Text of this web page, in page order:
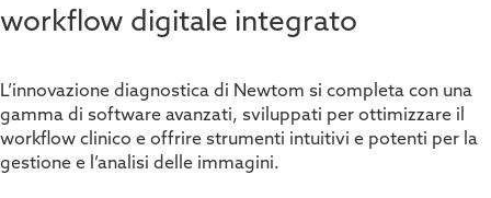
workflow digitale integrato
L’innovazione diagnostica di Newtom si completa con una
gamma di software avanzati, sviluppati per ottimizzare il
workflow clinico e offrire strumenti intuitivi e potenti per la
gestione e l’analisi delle immagini.